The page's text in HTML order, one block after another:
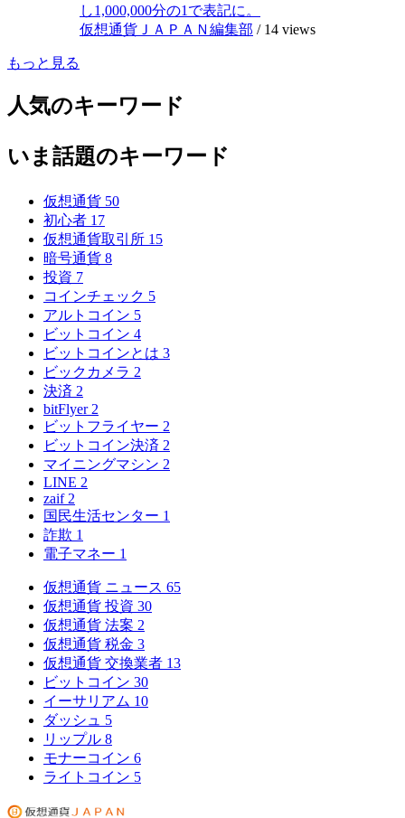
し1,000,000分の1で表記に。
仮想通貨ＪＡＰＡＮ編集部 / 14 views
もっと見る
人気のキーワード
いま話題のキーワード
仮想通貨 50
初心者 17
仮想通貨取引所 15
暗号通貨 8
投資 7
コインチェック 5
アルトコイン 5
ビットコイン 4
ビットコインとは 3
ビックカメラ 2
決済 2
bitFlyer 2
ビットフライヤー 2
ビットコイン決済 2
マイニングマシン 2
LINE 2
zaif 2
国民生活センター 1
詐欺 1
電子マネー 1
仮想通貨 ニュース 65
仮想通貨 投資 30
仮想通貨 法案 2
仮想通貨 税金 3
仮想通貨 交換業者 13
ビットコイン 30
イーサリアム 10
ダッシュ 5
リップル 8
モナーコイン 6
ライトコイン 5